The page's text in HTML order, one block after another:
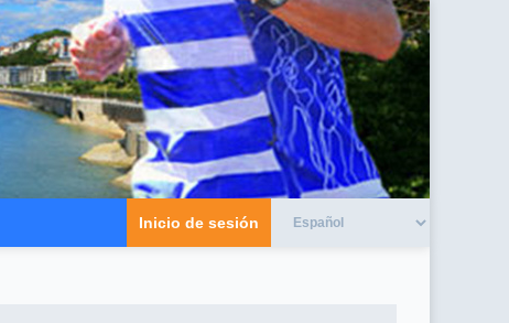
Inicio de sesión